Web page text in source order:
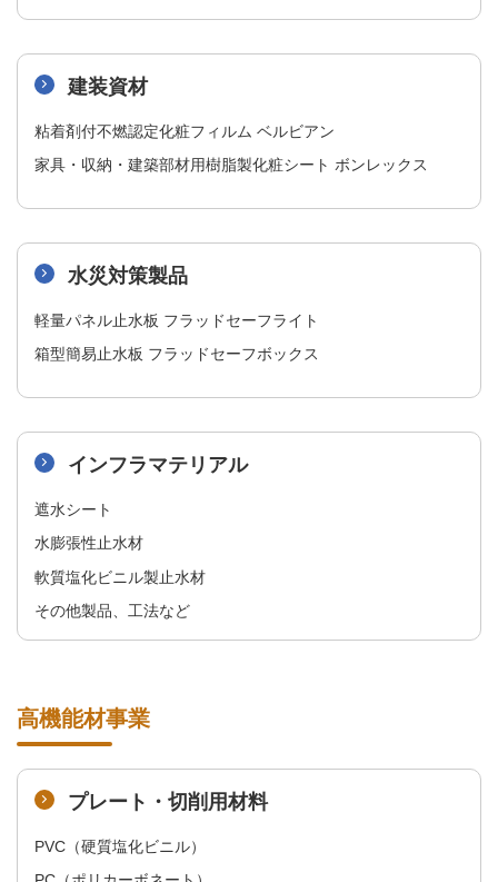
建装資材
粘着剤付不燃認定化粧フィルム ベルビアン​
家具・収納・建築部材用樹脂製化粧シート ボンレックス
水災対策製品
軽量パネル止水板 フラッドセーフライト​
箱型簡易止水板 フラッドセーフボックス
インフラマテリアル
遮水シート​
水膨張性止水材​
軟質塩化ビニル製止水材​
その他製品、工法など
高機能材事業
プレート・切削用材料
PVC（硬質塩化ビニル）